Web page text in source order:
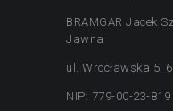
BRAMGAR Jacek
Jawna
ul. Wrocławska 5,
NIP: 779-00-23-819